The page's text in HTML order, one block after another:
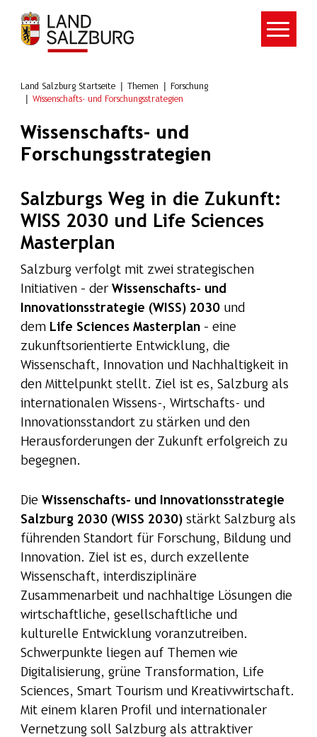
Zum Hauptinhalt springen
Land Salzburg Startseite Themen
Forschung
Wissenschafts- und Forschungsstrategien
Wissenschafts- und
Forschungsstrategien
Salzburgs Weg in die Zukunft:
WISS 2030 und Life Sciences
Masterplan
Salzburg verfolgt mit zwei strategischen
Initiativen – der Wissenschafts- und
Innovationsstrategie (WISS) 2030und
dem Life Sciences Masterplan– eine
zukunftsorientierte Entwicklung, die
Wissenschaft, Innovation und Nachhaltigkeit in
den Mittelpunkt stellt. Ziel ist es, Salzburg als
internationalen Wissens-, Wirtschafts- und
Innovationsstandort zu stärken und den
Herausforderungen der Zukunft erfolgreich zu
begegnen.
Die Wissenschafts- und Innovationsstrategie
Salzburg 2030 (WISS 2030)stärkt Salzburg als
führenden Standort für Forschung, Bildung und
Innovation. Ziel ist es, durch exzellente
Wissenschaft, interdisziplinäre
Zusammenarbeit und nachhaltige Lösungen die
wirtschaftliche, gesellschaftliche und
kulturelle Entwicklung voranzutreiben.
Schwerpunkte liegen auf Themen wie
Digitalisierung, grüne Transformation, Life
Sciences, Smart Tourism und Kreativwirtschaft.
Mit einem klaren Profil und internationaler
Vernetzung soll Salzburg als attraktiver